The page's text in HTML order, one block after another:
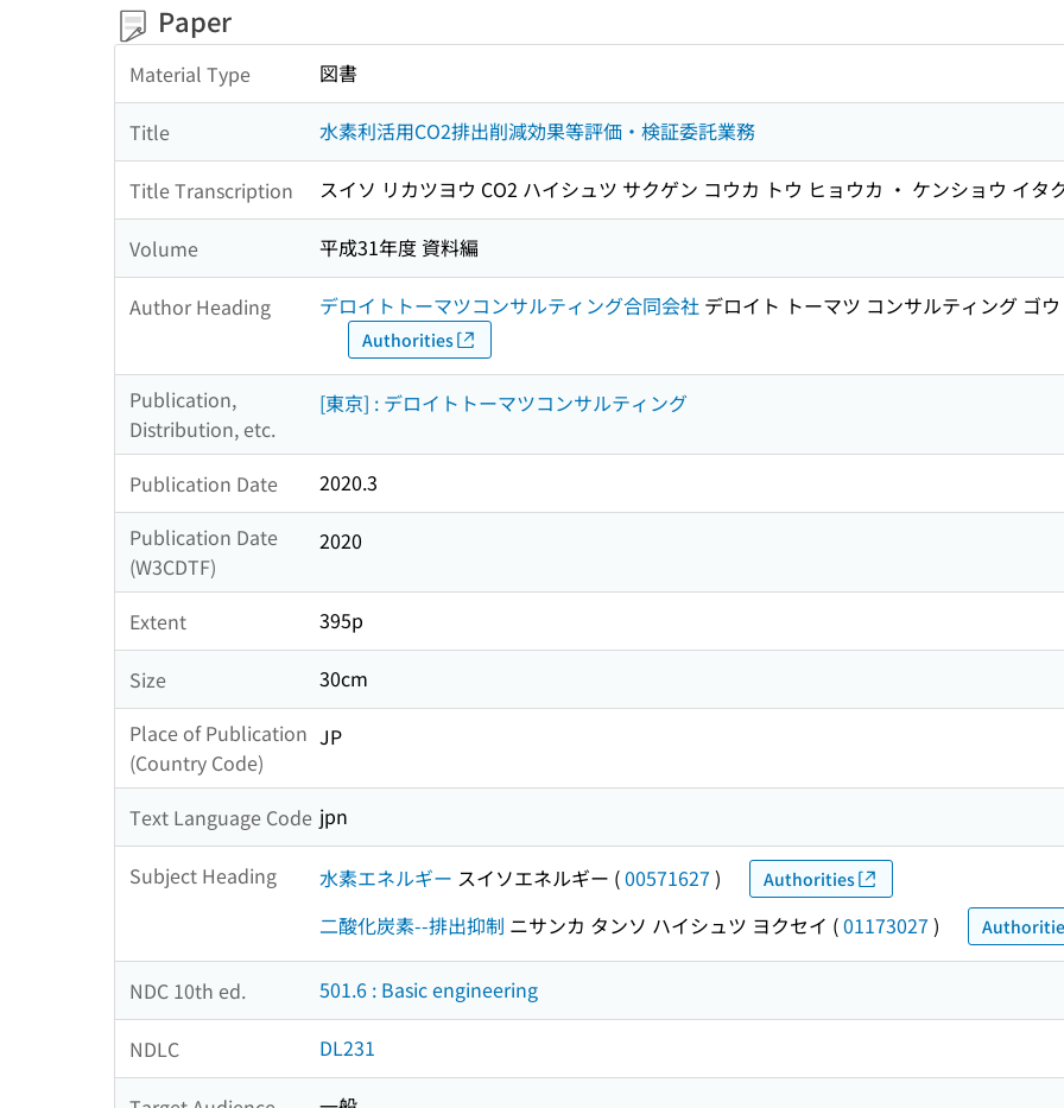
Paper
Material Type 図書
Title 水素利活用CO2排出削減効果等評価・検証委託業務
Title Transcription スイソ リカツヨウ CO2 ハイシュツ サクゲン コウカ トウ ヒョウカ ・ ケンショウ イタ
Volume 平成31年度 資料編
Author Heading デロイトトーマツコンサルティング合同会社 デロイト トーマツ コンサルティング ゴ
Authorities
Publication,
Distribution, etc.
[東京] : デロイトトーマツコンサルティング
Publication Date
2020.3
Publication Date
(W3CDTF)
2020
Extent 395p
Size
30cm
Place of Publication
(Country Code)
JP
Text Language Code jpn
Subject Heading 水素エネルギー スイソエネルギー (00571627 ) Authorities
二酸化炭素--排出抑制 ニサンカ タンソ ハイシュツ ヨクセイ (01173027 )
NDC 10th ed. 501.6 : Basic engineering
NDLC DL231